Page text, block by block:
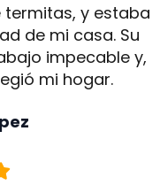
y estaba
de mi casa. Su
impecable y,
mi hogar.